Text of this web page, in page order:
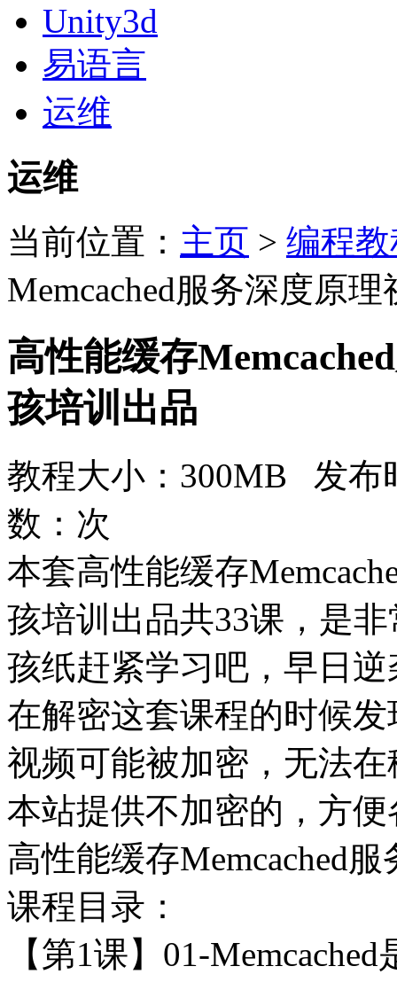
Unity3d
易语言
运维
运维
当前位置： 主页 > 编程
Memcached服务深度原
高性能缓存
孩培训出品
教程大小：300MB 发
数： 次
本套高性能缓存
孩培训出品共33课，是
孩纸赶紧学习吧，早日逆
在解密这套课程的时候
视频可能被加密，无法
本站提供不加密的，方
高性能缓存Memcached
课程目录：
【第1课】01-Memcached